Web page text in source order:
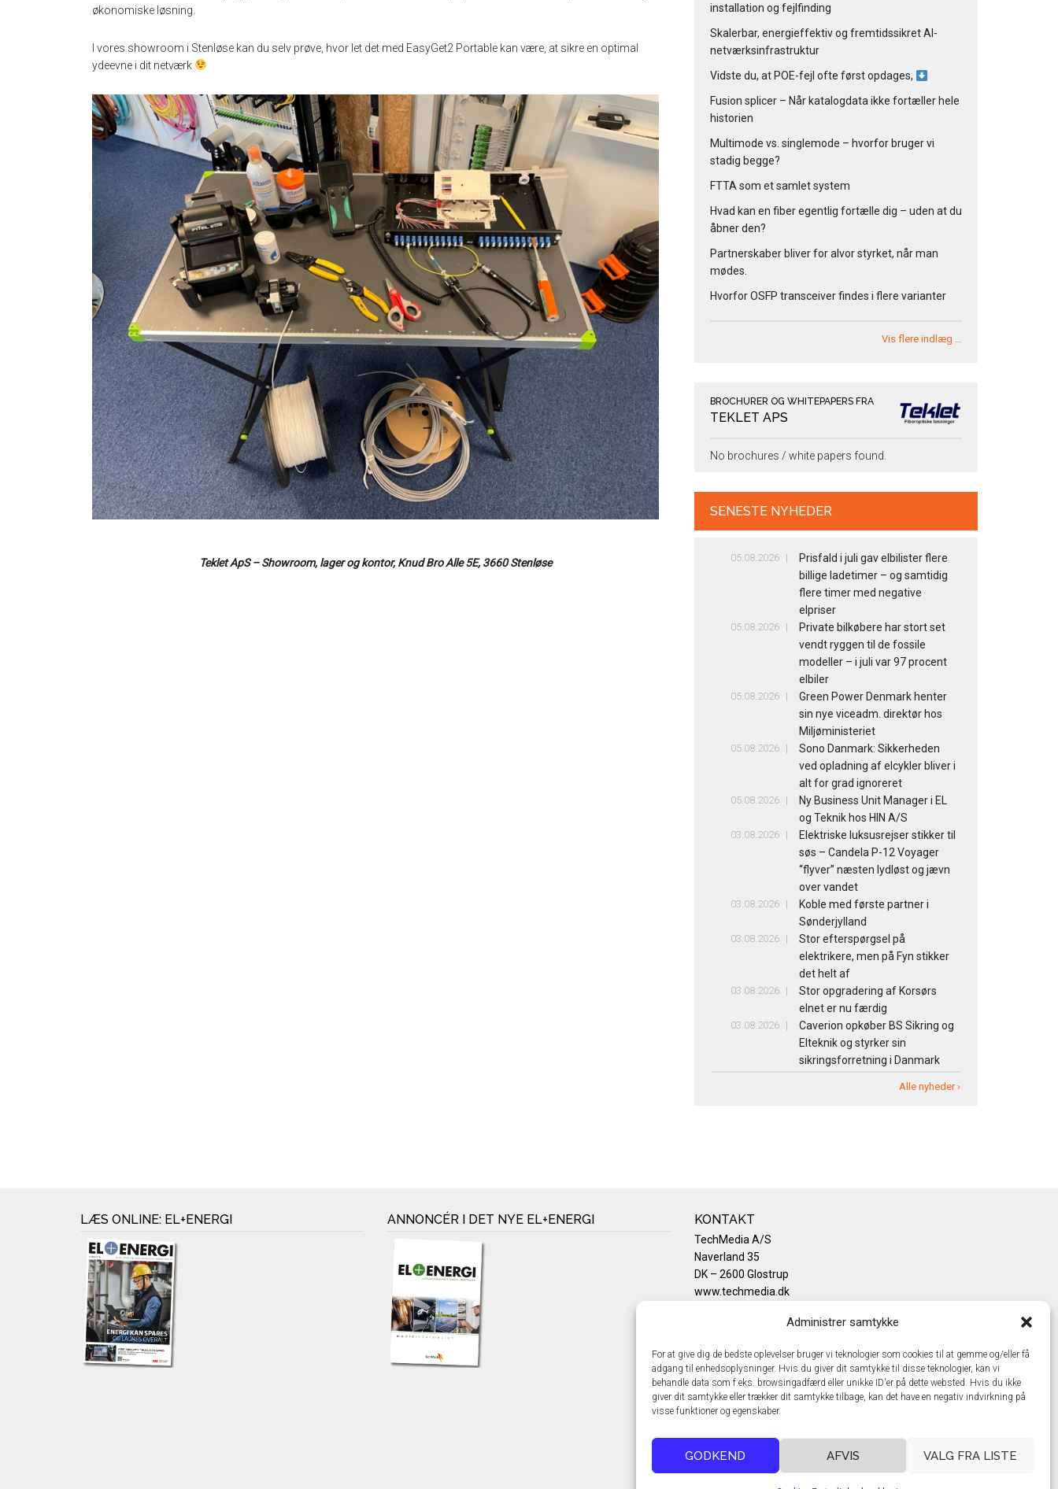
Administrer samtykke
For at give dig de bedste oplevelser bruger vi teknologier som cookies til at gemme og/eller få
adgang til enhedsoplysninger. Hvis du giver dit samtykke til disse teknologier, kan vi
behandle data som f.eks. browsingadfærd eller unikke ID'er på dette websted. Hvis du ikke
giver dit samtykke eller trækker dit samtykke tilbage, kan det have en negativ indvirkning på
visse funktioner og egenskaber.
GODKEND AFVIS VALG FRA LISTE
økonomiske løsning.
I vores showroom i Stenløse kan du selv prøve, hvor let det med EasyGet2 Portable kan være, at sikre en optimal
ydeevne i dit netværk
Teklet ApS – Showroom, lager og kontor, Knud Bro Alle 5E, 3660 Stenløse
installation og fejlfinding
Skalerbar, energieffektiv og fremtidssikret AI-
netværksinfrastruktur
Vidste du, at POE-fejl ofte først opdages,
Fusion splicer – Når katalogdata ikke fortæller hele
historien
Multimode vs. singlemode – hvorfor bruger vi
stadig begge?
FTTA som et samlet system
Hvad kan en fiber egentlig fortælle dig – uden at du
åbner den?
Partnerskaber bliver for alvor styrket, når man
mødes.
Hvorfor OSFP transceiver findes i flere varianter
Vis flere indlæg …
BROCHURER OG WHITEPAPERS FRA
TEKLET APS
No brochures / white papers found.
SENESTE NYHEDER
05.08.2026
Prisfald i juli gav elbilister flere
billige ladetimer – og samtidig
flere timer med negative
elpriser
05.08.2026
Private bilkøbere har stort set
vendt ryggen til de fossile
modeller – i juli var 97 procent
elbiler
05.08.2026
Green Power Denmark henter
sin nye viceadm. direktør hos
Miljøministeriet
05.08.2026
Sono Danmark: Sikkerheden
ved opladning af elcykler bliver i
alt for grad ignoreret
05.08.2026
Ny Business Unit Manager i EL
og Teknik hos HIN A/S
03.08.2026
Elektriske luksusrejser stikker til
søs – Candela P-12 Voyager
“flyver” næsten lydløst og jævn
over vandet
03.08.2026
Koble med første partner i
Sønderjylland
03.08.2026
Stor efterspørgsel på
elektrikere, men på Fyn stikker
det helt af
03.08.2026
Stor opgradering af Korsørs
elnet er nu færdig
03.08.2026
Caverion opkøber BS Sikring og
Elteknik og styrker sin
sikringsforretning i Danmark
Alle nyheder ›
LÆS ONLINE: EL+ENERGI ANNONCÉR I DET NYE EL+ENERGI KONTAKT
TechMedia A/S
Naverland 35
DK – 2600 Glostrup
www.techmedia.dk
info@techmedia.dk
Cookiepolitik